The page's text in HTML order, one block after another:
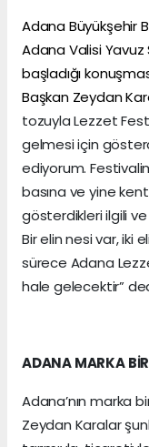
Adana Büyükşehir
Adana Valisi
başladığı
Başkan Zeydan
tozuyla Lezzet
gelmesi için
ediyorum.
basına ve yine
gösterdikleri ilgili
Bir elin nesi var, iki
sürece Adana
hale gelecektir”
ADANA MARKA
Adana’nın marka
Zeydan Karalar